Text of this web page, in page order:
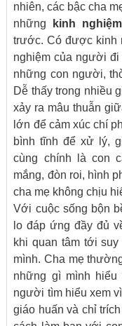
nhiên, các bậc cha
những
kinh
trước. Có được kinh
nghiệm của người
những con người,
Dễ thấy trong nhiều
xảy ra mâu thuẫn
lớn để cảm xúc chí
bình tĩnh để xử lý,
cùng chính là con
mắng, đòn roi, hình
cha mẹ không chịu
Với cuộc sống bộn
lo đáp ứng đầy đủ
khi quan tâm tới
mình. Cha mẹ
những gì mình
người tìm hiểu xem
giáo huấn và chỉ